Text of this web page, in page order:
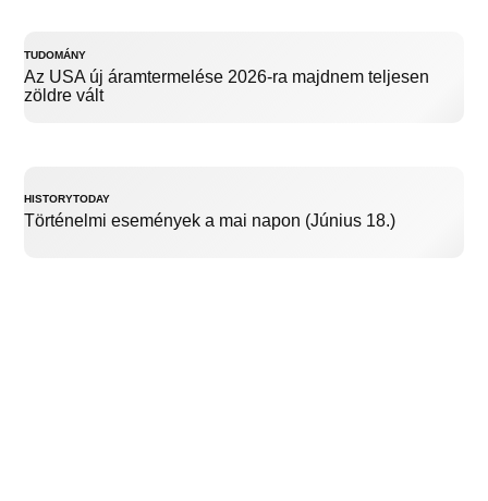
TUDOMÁNY
Az USA új áramtermelése 2026-ra majdnem teljesen
zöldre vált
HISTORYTODAY
Történelmi események a mai napon (Június 18.)